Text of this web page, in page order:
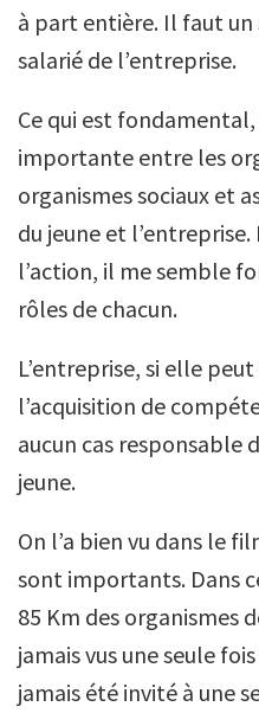
à part entière. Il faut un
salarié de l’entreprise.
Ce qui est fondamental,
importante entre les
organismes sociaux et
du jeune et
l’action, il me semble
rôles de chacun.
L’entreprise, si elle
l’acquisition de
aucun cas responsable
jeune.
On l’a bien vu dans le
sont importants. Dans
85 Km des organismes
jamais vus une seule
jamais été invité à une